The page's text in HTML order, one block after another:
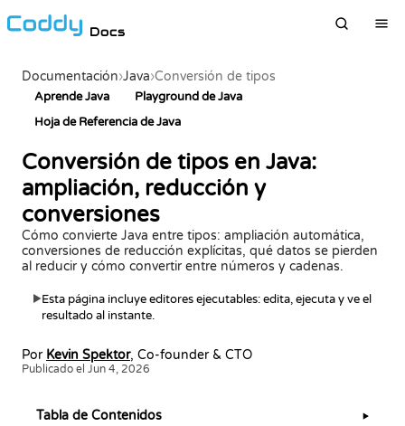
Docs
Documentación›Java›Conversión de tipos
Aprende Java
Playground de Java
Hoja de Referencia de Java
Conversión de tipos en Java:
ampliación, reducción y
conversiones
Cómo convierte Java entre tipos: ampliación automática,
conversiones de reducción explícitas, qué datos se pierden
al reducir y cómo convertir entre números y cadenas.
▶Esta página incluye editores ejecutables: edita, ejecuta y ve el
resultado al instante.
Por Kevin Spektor, Co-founder & CTO
Publicado el Jun 4, 2026
Tabla de Contenidos ▶